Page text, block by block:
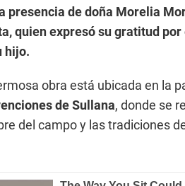
presencia de doña Morelia
quien expresó su gratitud
hijo.
obra está ubicada en la
de Sullana, donde se
del campo y las tradiciones